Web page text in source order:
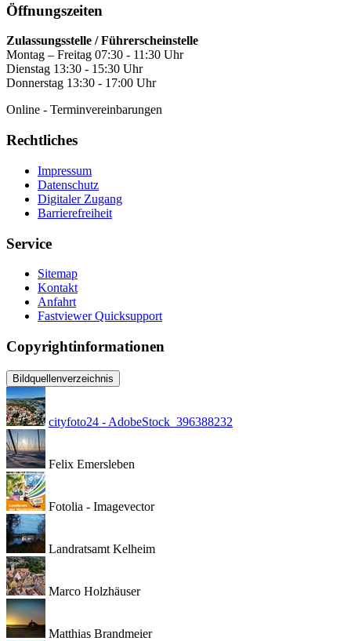
Öffnungszeiten
Zulassungsstelle / Führerscheinstelle
Montag – Freitag 07:30 - 11:30 Uhr
Dienstag 13:30 - 15:30 Uhr
Donnerstag 13:30 - 17:00 Uhr
Online - Terminvereinbarungen
Rechtliches
Impressum
Datenschutz
Digitaler Zugang
Barrierefreiheit
Service
Sitemap
Kontakt
Anfahrt
Fastviewer Quicksupport
Copyrightinformationen
Bildquellenverzeichnis
cityfoto24 - AdobeStock_396388232
Felix Emersleben
Fotolia - Imagevector
Landratsamt Kelheim
Marco Holzhäuser
Matthias Brandmeier